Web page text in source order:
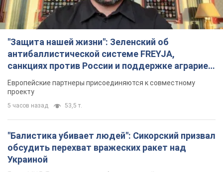
"Защита нашей жизни": Зеленский об
антибаллистической системе FREYJA,
санкциях против России и поддержке аграриев.
Видео
Европейские партнеры присоединяются к совместному
проекту
5 часов назад 53,5 т.
"Балистика убивает людей": Сикорский призвал
обсудить перехват вражеских ракет над
Украиной